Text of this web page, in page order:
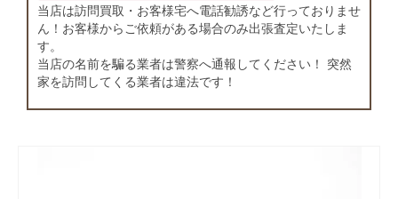
当店は訪問買取・お客様宅へ電話勧誘など行っておりませ
ん！お客様からご依頼がある場合のみ出張査定いたしま
す。
当店の名前を騙る業者は警察へ通報してください！ 突然
家を訪問してくる業者は違法です！